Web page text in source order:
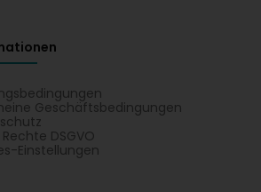
Geschäftsbedingungen
DSGVO
Einstellungen